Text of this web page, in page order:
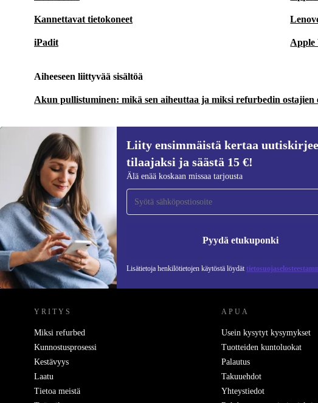
Kannettavat tietokoneet
iPadit Apple
Aiheeseen liittyvää sisältöä
Akun pullistuminen: mikä sen aiheuttaa ja miksi refurbedin ostajien
Liity ensimmäistä kertaa
tilaajaksi ja säästä 15 €!
Älä enää koskaan missaa tarjousta
Pyydä etukuponki
Lisätietoja henkilötietojen käytöstä löydät
Liity ensimmäistä kertaa uutiskirjeen
tilaajaksi ja säästä 15 €!
Älä missaa enää yhtäkään tarjousta.
REFURBED SUOMI - RETHINK NEW.
YRITYS
Miksi refurbed
Kunnostusprosessi
Kestävyys
Laatu
Tietoa meistä
APUA
Usein kysytyt kysymykset
Tuotteiden kuntoluokat
Palautus
Takuuehdot
Yhteystiedot